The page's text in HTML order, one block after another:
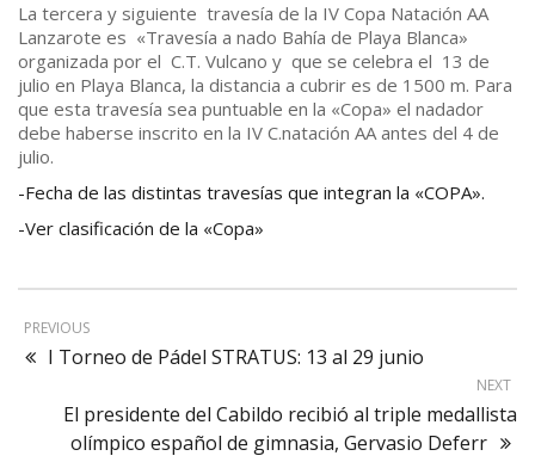
La tercera y siguiente travesía de la IV Copa Natación AA
Lanzarote es «Travesía a nado Bahía de Playa Blanca»
organizada por el C.T. Vulcano y que se celebra el 13 de
julio en Playa Blanca, la distancia a cubrir es de 1500 m. Para
que esta travesía sea puntuable en la «Copa» el nadador
debe haberse inscrito en la IV C.natación AA antes del 4 de
julio.
-Fecha de las distintas travesías que integran la «COPA».
-Ver clasificación de la «Copa»
PREVIOUS
I Torneo de Pádel STRATUS: 13 al 29 junio
NEXT
El presidente del Cabildo recibió al triple medallista
olímpico español de gimnasia, Gervasio Deferr